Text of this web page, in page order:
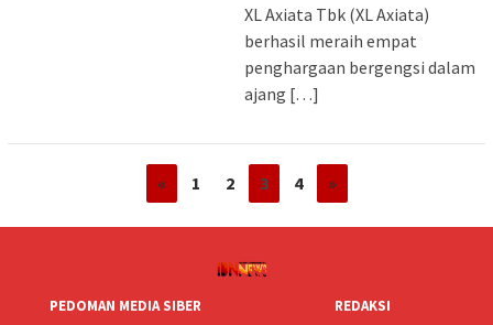
XL Axiata Tbk (XL Axiata)
berhasil meraih empat
penghargaan bergengsi dalam
ajang […]
« 1 2 3 4 »
PEDOMAN MEDIA SIBER
REDAKSI